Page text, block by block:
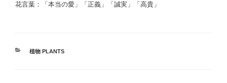
花言葉：「本当の愛」「正義」「誠実」「高貴」
カ
植物 PLANTS